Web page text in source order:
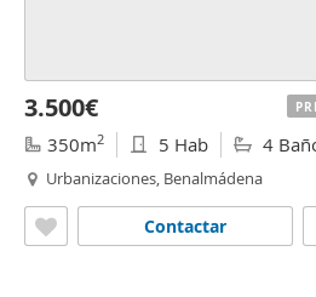
3.500€
350m2 5 Hab 4
Urbanizaciones, Benalmádena
Contactar